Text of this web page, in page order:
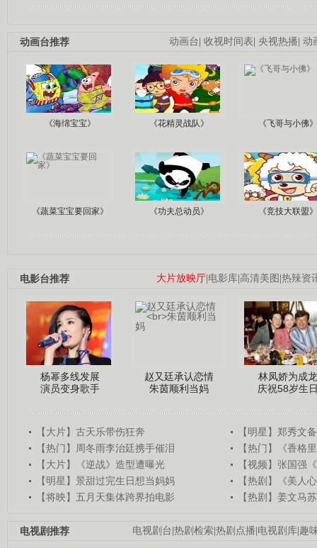
动画台| 收视时间表| 央视热播| 动
动画台推荐
《海绵宝宝》 《花精灵战队》 《飞哥与小佛》
《蔬菜宝宝要回家》 《功夫总动员》 《竞技大联盟》
大片放映厅|电影库|高清美图 |热辣资
电影台推荐
杨幂多线发展
演员变身歌手
赵又廷承认恋情
朱茵顺利当妈
林凤娇为成龙
庆祝58岁生
【大片】古天乐带伤狂奔
【明星】郑秀文
【热门】周冬雨李治廷携手催泪
【热门】《香格
【大片】《逆战》造型遭曝光
【视频】张国强
【明星】景甜过完生日想当妈妈
【热剧】《美人
【将映】五月天集体跨界拍电影
【热剧】姜文马
电视剧台|热剧检索|热剧点播|电视剧库|趣
电视剧推荐